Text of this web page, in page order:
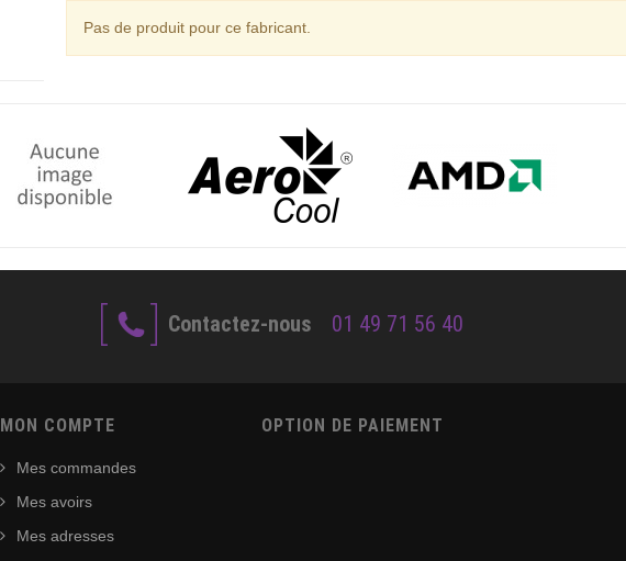
Pas de produit pour ce fabricant.
Contactez-nous 01 49 71 56 40
MON COMPTE
Mes commandes
Mes avoirs
Mes adresses
OPTION DE PAIEMENT